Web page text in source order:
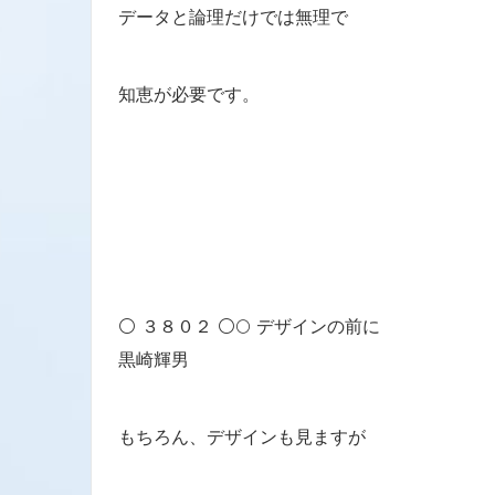
データと論理だけでは無理で
知恵が必要です。
⚪ ３８０２ ⚪🌕 デザインの前に
黒崎輝男
もちろん、デザインも見ますが